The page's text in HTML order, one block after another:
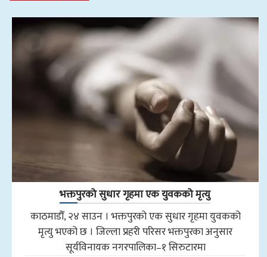
भक्तपुरको सुधार गृहमा एक युवकको मृत्यु
काठमाडौँ, २४ साउन । भक्तपुरको एक सुधार गृहमा युवकको
मृत्यु भएको छ । जिल्ला प्रहरी परिसर भक्तपुरका अनुसार
सूर्यविनायक नगरपालिका–१ सिरुटारमा